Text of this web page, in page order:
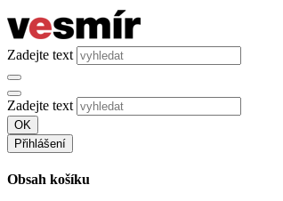
Zadejte text
Zadejte text
OK
Přihlášení
Obsah košíku